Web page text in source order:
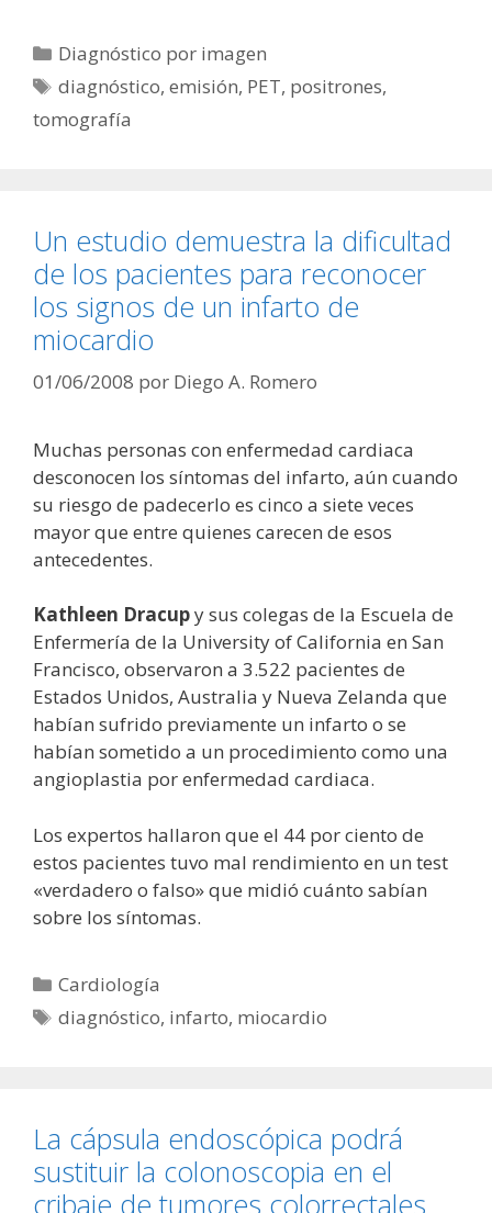
Categorías
Diagnóstico por imagen
Etiquetas
diagnóstico,emisión, PET, positrones,
tomografía
Un estudio demuestra la dificultad
de los pacientes para reconocer
los signos de un infarto de
miocardio
01/06/2008 por Diego A. Romero
Muchas personas con enfermedad cardiaca
desconocen los síntomas del infarto, aún cuando
su riesgo de padecerlo es cinco a siete veces
mayor que entre quienes carecen de esos
antecedentes.
Kathleen Dracupy sus colegas de la Escuela de
Enfermería de la University of California en San
Francisco, observaron a 3.522 pacientes de
Estados Unidos, Australia y Nueva Zelanda que
habían sufrido previamente un infarto o se
habían sometido a un procedimiento como una
angioplastia por enfermedad cardiaca.
Los expertos hallaron que el 44 por ciento de
estos pacientes tuvo mal rendimiento en un test
«verdadero o falso» que midió cuánto sabían
sobre los síntomas.
Categorías
Cardiología
Etiquetas
diagnóstico, infarto, miocardio
La cápsula endoscópica podrá
sustituir la colonoscopia en el
cribaje de tumores colorrectales